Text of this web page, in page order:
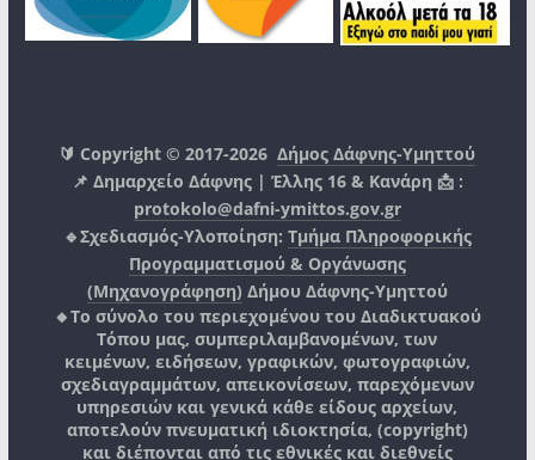
🔰 Copyright © 2017-2026Δήμος Δάφνης-Υμηττού
📌 Δημαρχείο Δάφνης | Έλλης 16 & Κανάρη 📩 :
protokolo@dafni-ymittos.gov.gr
🔹Σχεδιασμός-Υλοποίηση: Τμήμα Πληροφορικής
Προγραμματισμού & Οργάνωσης
(Μηχανογράφηση) Δήμου Δάφνης-Υμηττού
🔸Το σύνολο του περιεχομένου του Διαδικτυακού
Τόπου μας, συμπεριλαμβανομένων, των
κειμένων, ειδήσεων, γραφικών, φωτογραφιών,
σχεδιαγραμμάτων, απεικονίσεων, παρεχόμενων
υπηρεσιών και γενικά κάθε είδους αρχείων,
αποτελούν πνευματική ιδιοκτησία, (copyright)
και διέπονται από τις εθνικές και διεθνείς